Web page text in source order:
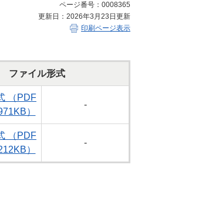
ページ番号：0008365
更新日：2026年3月23日更新
印刷ページ表示
ファイル形式
（PDF
）
-
（PDF
）
-